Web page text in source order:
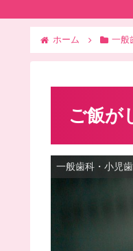
ホーム 一般
ご飯が
一般歯科・小児